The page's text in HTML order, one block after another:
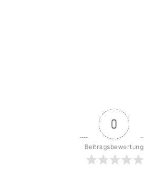
0
Beitragsbewertung